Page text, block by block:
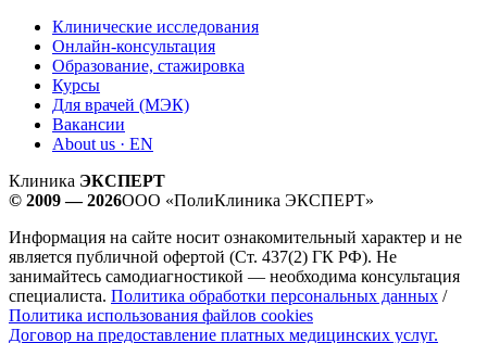
Клинические исследования
Онлайн-консультация
Образование, стажировка
Курсы
Для врачей (МЭК)
Вакансии
About us · EN
Клиника ЭКСПЕРТ
© 2009 — 2026ООО «ПолиКлиника ЭКСПЕРТ»
Информация на сайте носит ознакомительный характер и не
является публичной офертой (Ст. 437(2) ГК РФ). Не
занимайтесь самодиагностикой — необходима консультация
специалиста. Политика обработки персональных данных /
Политика использования файлов cookies
Договор на предоставление платных медицинских услуг.